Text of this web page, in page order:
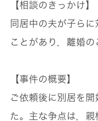
【相談のきっかけ】
同居中の夫が子ら
ことがあり，離婚の
【事件の概要】
ご依頼後に別居を
た。主な争点は，親